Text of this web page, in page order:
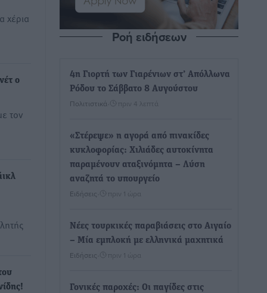
χέρια
ο
τον
Ροή ειδήσεων
4η Γιορτή των Γιαρένιων στ’ Απόλλωνα
Ρόδου το Σάββατο 8 Αυγούστου
Πολιτιστικά πριν 4 λεπτά
«Στέρεψε» η αγορά από πινακίδες
κυκλοφορίας: Χιλιάδες αυτοκίνητα
παραμένουν αταξινόμητα – Λύση
αναζητά το υπουργείο
Ειδήσεις πριν 1 ώρα
Νέες τουρκικές παραβιάσεις στο Αιγαίο
– Μία εμπλοκή με ελληνικά μαχητικά
Ειδήσεις πριν 1 ώρα
Γονικές παροχές: Οι παγίδες στις